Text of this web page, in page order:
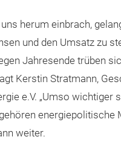
herum einbrach,
und den Umsatz zu
Jahresende trüben
Kerstin Stratmann,
e.V. „Umso wichtiger
energiepolitische
weiter.